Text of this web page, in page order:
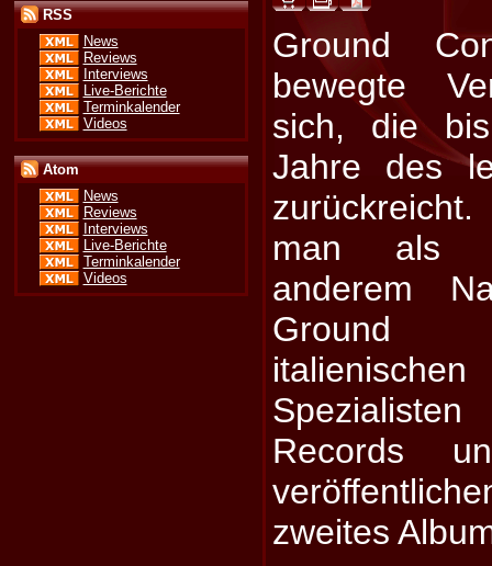
RSS
News
Reviews
Interviews
Live-Berichte
Terminkalender
Videos
Atom
News
Reviews
Interviews
Live-Berichte
Terminkalender
Videos
Ground
bewegte
sich, die
Jahre des
man als
anderem
Ground
Records
zweites